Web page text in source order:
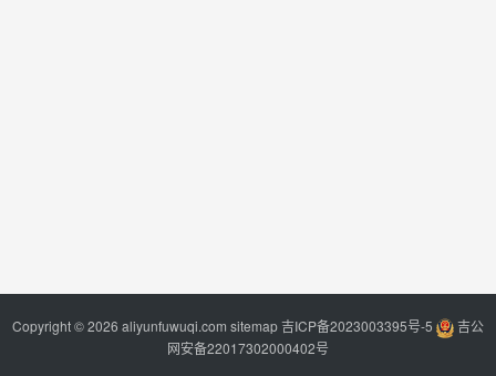
Copyright © 2026 aliyunfuwuqi.com sitemap吉ICP备2023003395号-5
吉公
网安备22017302000402号